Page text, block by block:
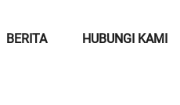
BERITA HUBUNGI KAMI